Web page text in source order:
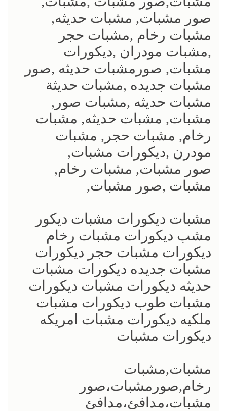
صور مشبات, مشبات حديثه,
مشبات رخام ,مشبات حجر
,مشبات مودران ,ديكورات
مشبات, صورمشبات حديثه ,صور
مشبات جديده ,مشبات حديثة
مشبات حديثه ,مشبات صور,
مشبات, مشبات حديثه, مشبات
رخام, مشبات حجر, مشبات
مودرن ,ديكورات مشبات,
صور مشبات, مشبات رخام,
مشبات ,صور مشبات,
مشبات ديكورات مشبات ديكور
مشب ديكورات مشبات رخام
ديكورات مشبات حجر ديكورات
مشبات جديده ديكورات مشبات
حديثه ديكورات مشبات ديكورات
مشبات طوب ديكورات مشبات
ملكيه ديكورات مشبات امريكه
ديكورات مشبات
مشبات,مشبات
رخام,صورمشبات،صور
مشبات،مدافئ،مدافئ